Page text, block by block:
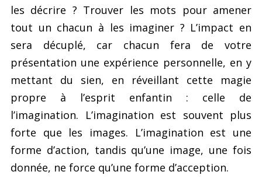
les décrire ? Trouver les mots pour amener
tout un chacun à les imaginer ? L’impact en
sera décuplé, car chacun fera de votre
présentation une expérience personnelle, en y
mettant du sien, en réveillant cette magie
propre à l’esprit enfantin : celle de
l’imagination. L’imagination est souvent plus
forte que les images. L’imagination est une
forme d’action, tandis qu’une image, une fois
donnée, ne force qu’une forme d’acception.